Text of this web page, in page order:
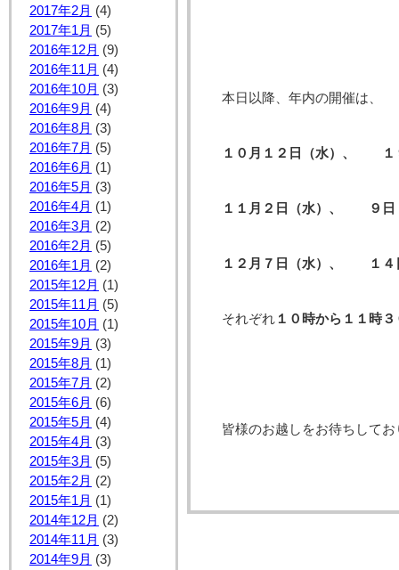
2017年2月 (4)
2017年1月 (5)
2016年12月 (9)
2016年11月 (4)
2016年10月 (3)
2016年9月 (4)
2016年8月 (3)
2016年7月 (5)
2016年6月 (1)
2016年5月 (3)
2016年4月 (1)
2016年3月 (2)
2016年2月 (5)
2016年1月 (2)
2015年12月 (1)
2015年11月 (5)
2015年10月 (1)
2015年9月 (3)
2015年8月 (1)
2015年7月 (2)
2015年6月 (6)
2015年5月 (4)
2015年4月 (3)
2015年3月 (5)
2015年2月 (2)
2015年1月 (1)
2014年12月 (2)
2014年11月 (3)
2014年9月 (3)
本日以降、年内の開催は、
１０月１２日（水）、 １
１１月２日（水）、 ９
１２月７日（水）、 １
それぞれ１０時から１１時３
皆様のお越しをお待ちしてお